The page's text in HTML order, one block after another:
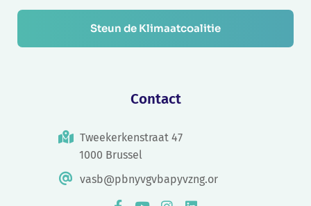
Steun de Klimaatcoalitie
Contact
Tweekerkenstraat 47
1000 Brussel
vasb@pbnyvgvbapyvzng.or